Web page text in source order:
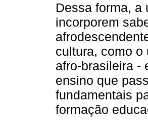
Dessa forma, a
incorporem
cultura, como
afro-brasileira -
ensino que
fundamentais
formação